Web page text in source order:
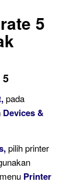
5
pada
Devices &
pilih printer
Printer